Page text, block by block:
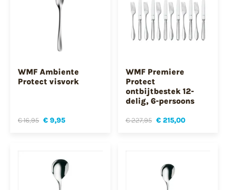
WMF Ambiente
Protect visvork
€ 16,95 € 9,95
WMF Premiere
Protect
ontbijtbestek 12-
delig, 6-persoons
€ 227,95 € 215,00